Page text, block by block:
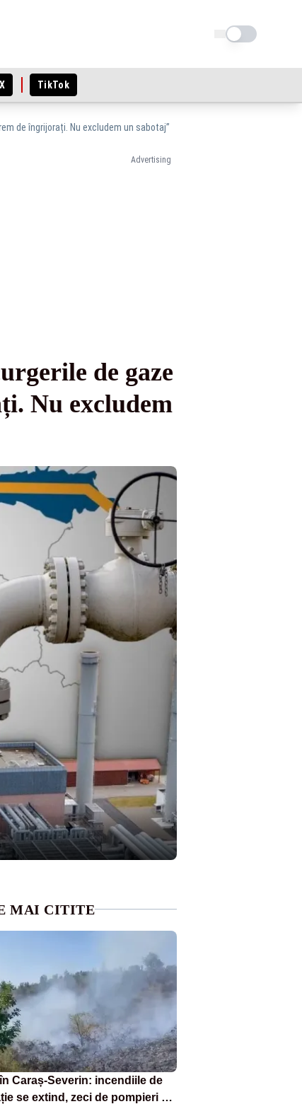
Schimba tema
X TikTok
de îngrijorați. Nu excludem un sabotaj”
Advertising
de gaze
Nu excludem
MAI CITITE
Caraș-Severin: incendiile de
se extind, zeci de pompieri și